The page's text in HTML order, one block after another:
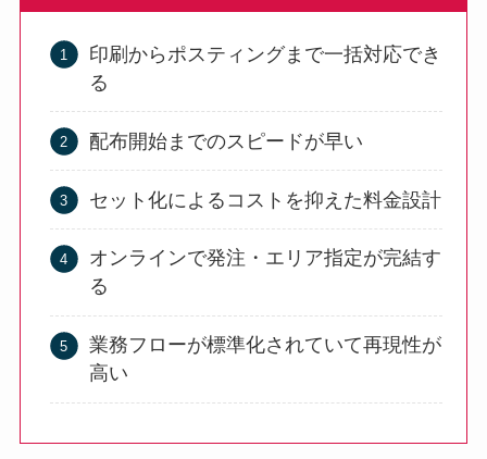
印刷からポスティングまで一括対応でき
る
配布開始までのスピードが早い
セット化によるコストを抑えた料金設計
オンラインで発注・エリア指定が完結す
る
業務フローが標準化されていて再現性が
高い